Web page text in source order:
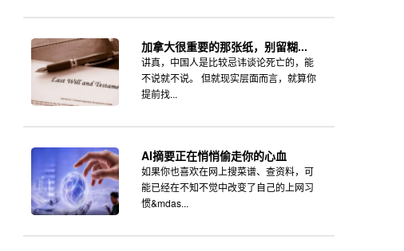
加拿大很重要的那张纸，别留糊...
讲真，中国人是比较忌讳谈论死亡的，能
不说就不说。 但就现实层面而言，就算你
提前找...
AI摘要正在悄悄偷走你的心血
如果你也喜欢在网上搜菜谱、查资料，可
能已经在不知不觉中改变了自己的上网习
惯&mdas...